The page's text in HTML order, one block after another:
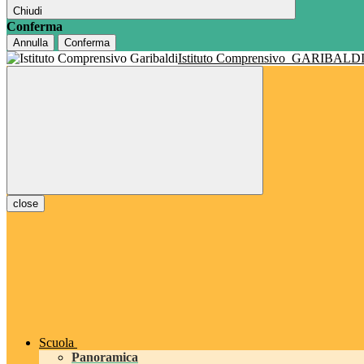
Chiudi
Conferma
Annulla Conferma
Istituto Comprensivo GARIBALDI
close
Scuola
Panoramica